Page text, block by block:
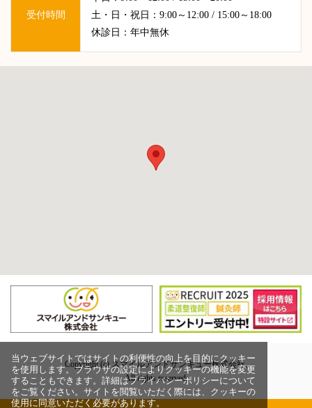
当ウェブサイトではサイトの利便性の向上を目的にクッキー
を使用します。ブラウザの設定によりクッキーの機能を変更
することもできます。詳細はプライバシーポリシーについて
をご覧ください。サイトを閲覧いただく際には、クッキーの
使用に同意いただく必要があります。
受付時間
土・日・祝日：9:00～12:00 / 15:00～18:00
休診日：年中無休
Copyright (c) スマイルアンドサンキュー株式会社,
All rights reserved.